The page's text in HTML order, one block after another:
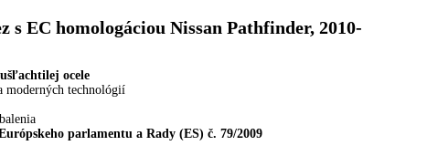
s EC homologáciou Nissan Pathfinder, 2010-
ocele
moderných technológií
parlamentu a Rady (ES) č. 79/2009